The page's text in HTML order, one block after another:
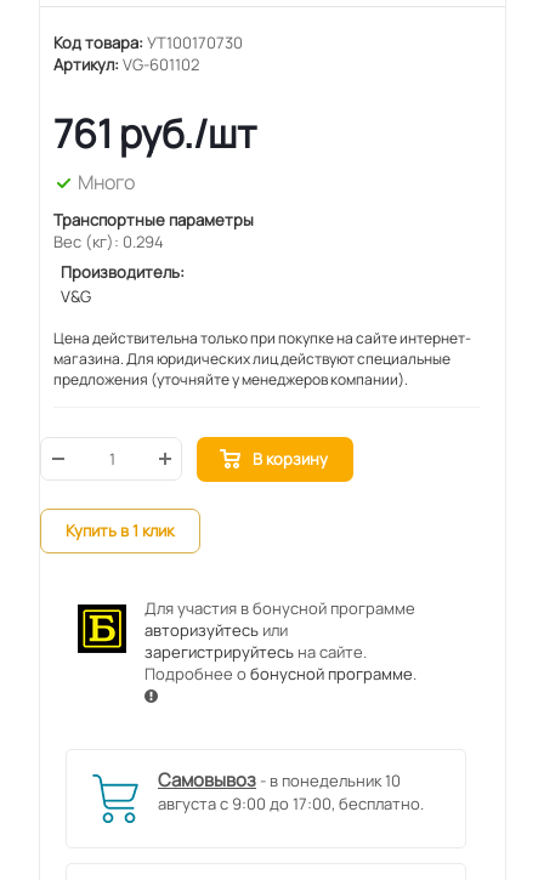
Код товара: УТ100170730
Артикул: VG-601102
761 руб./шт
Много
Транспортные параметры
Вес (кг): 0.294
Производитель:
V&G
Цена действительна только при покупке на сайте интернет-
магазина. Для юридических лиц действуют специальные
предложения (уточняйте у менеджеров компании).
В корзину
Купить в 1 клик
Для участия в бонусной программе
авторизуйтесьили
зарегистрируйтесьна сайте.
Подробнее обонусной программе.
Самовывоз - в понедельник 10
августа с 9:00 до 17:00, бесплатно.